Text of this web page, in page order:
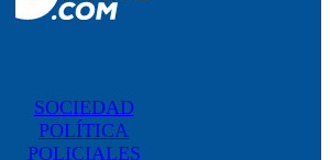
SOCIEDAD
POLÍTICA
POLICIALES